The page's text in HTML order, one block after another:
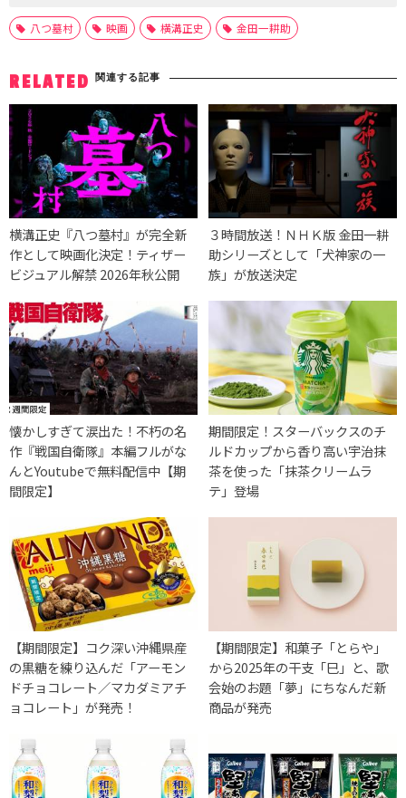
八つ墓村 映画 横溝正史 金田一耕助
RELATED 関連する記事
横溝正史『八つ墓村』が完全新
作として映画化決定！ティザー
ビジュアル解禁 2026年秋公開
３時間放送！ＮＨＫ版 金田一耕
助シリーズとして「犬神家の一
族」が放送決定
懐かしすぎて涙出た！不朽の名
作『戦国自衛隊』本編フルがな
んとYoutubeで無料配信中【期
間限定】
期間限定！スターバックスのチ
ルドカップから香り高い宇治抹
茶を使った「抹茶クリームラ
テ」登場
【期間限定】コク深い沖縄県産
の黒糖を練り込んだ「アーモン
ドチョコレート／マカダミアチ
ョコレート」が発売！
【期間限定】和菓子「とらや」
から2025年の干支「巳」と、歌
会始のお題「夢」にちなんだ新
商品が発売